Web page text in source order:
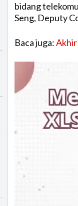
bidang
Seng, Deputy
Baca juga: